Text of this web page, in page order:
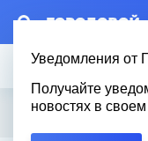
Уведомления от
Получайте
новостях в
Новости
Городовой Полезное /
спасение на даче: все